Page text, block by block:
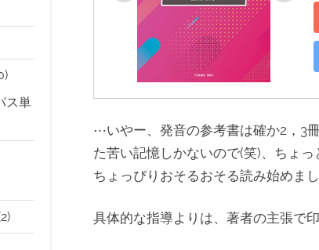
⋯いやー、発音の参考書は確か2，3
た苦い記憶しかないので(笑)、ちょ
ちょっぴりおそるおそる読み始めまし
具体的な指導よりは、著者の主張で
ス単